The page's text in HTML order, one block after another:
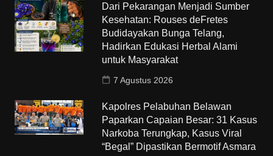
Dari Pekarangan Menjadi Sumber
Kesehatan: Rouses deFretes
Budidayakan Bunga Telang,
Hadirkan Edukasi Herbal Alami
untuk Masyarakat
7 Agustus 2026
Kapolres Pelabuhan Belawan
Paparkan Capaian Besar: 31 Kasus
Narkoba Terungkap, Kasus Viral
“Begal” Dipastikan Bermotif Asmara